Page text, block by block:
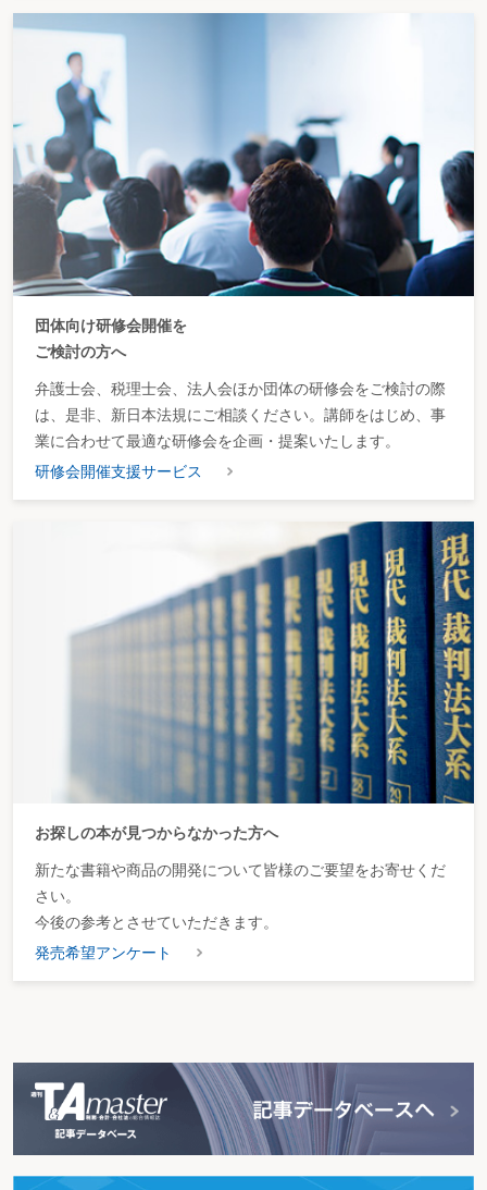
団体向け研修会開催を
ご検討の方へ
弁護士会、税理士会、法人会ほか団体の研修会をご検討の際
は、是非、新日本法規にご相談ください。講師をはじめ、事
業に合わせて最適な研修会を企画・提案いたします。
研修会開催支援サービス
お探しの本が見つからなかった方へ
新たな書籍や商品の開発について皆様のご要望をお寄せくだ
さい。
今後の参考とさせていただきます。
発売希望アンケート